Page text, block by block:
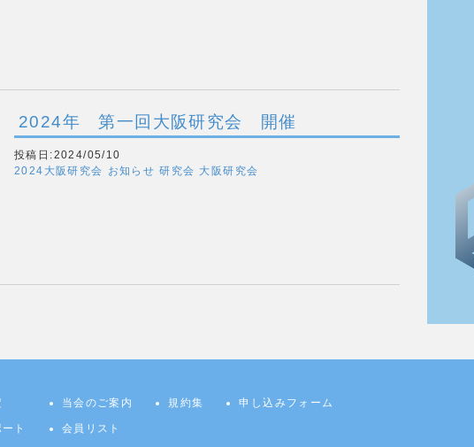
2024年 第一回大阪研究会 開催
投稿日:2024/05/10
2024大阪研究会 お知らせ 研究会 大阪研究会
ト
当会のご案内
会員リスト
規約集
申し込みフォーム